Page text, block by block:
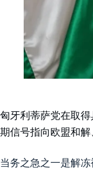
匈牙利蒂萨党在取
期信号指向欧盟和解
当务之急之一是解